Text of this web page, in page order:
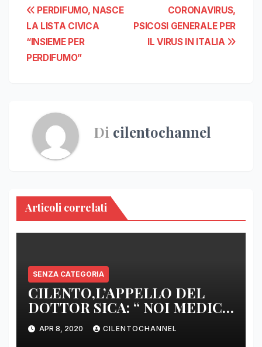
Navigazione
articoli
CORONAVIRUS,
PSICOSI GENERALE PER
IL VIRUS IN ITALIA
PERDIFUMO, NASCE
LA LISTA CIVICA
“INSIEME PER
PERDIFUMO”
Di cilentochannel
Articoli correlati
SENZA CATEGORIA
CILENTO,L’APPELLO DEL
DOTTOR SICA: “ NOI MEDICI
DI BASE SIAMO SENZA ARMI
E SENZA PRESIDI”
APR 8, 2020 CILENTOCHANNEL